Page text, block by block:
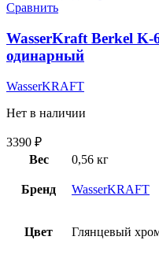
Сравнить
WasserKraft Berkel K-
одинарный
WasserKRAFT
Нет в наличии
3390 ₽
Вес
0,56 кг
Бренд WasserKRAFT
Цвет Глянцевый